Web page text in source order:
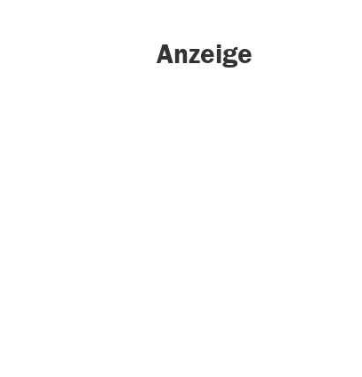
Anzeige